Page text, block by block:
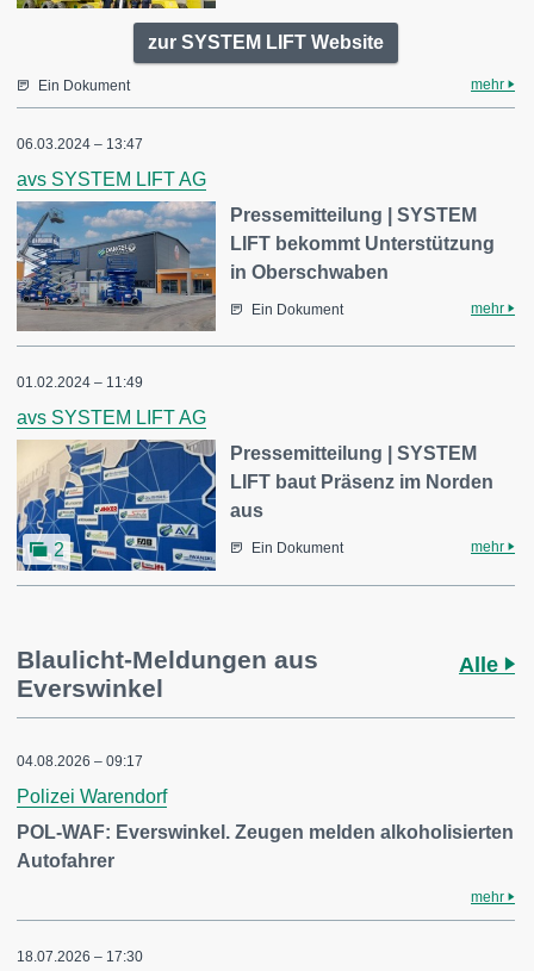
zur SYSTEM LIFT Website
Ein Dokument mehr
06.03.2024 – 13:47
avs SYSTEM LIFT AG
Pressemitteilung | SYSTEM
LIFT bekommt Unterstützung
in Oberschwaben
Ein Dokument mehr
01.02.2024 – 11:49
avs SYSTEM LIFT AG
2
Pressemitteilung | SYSTEM
LIFT baut Präsenz im Norden
aus
Ein Dokument mehr
Blaulicht-Meldungen aus
Everswinkel
Alle
04.08.2026 – 09:17
Polizei Warendorf
POL-WAF: Everswinkel. Zeugen melden alkoholisierten
Autofahrer
mehr
18.07.2026 – 17:30